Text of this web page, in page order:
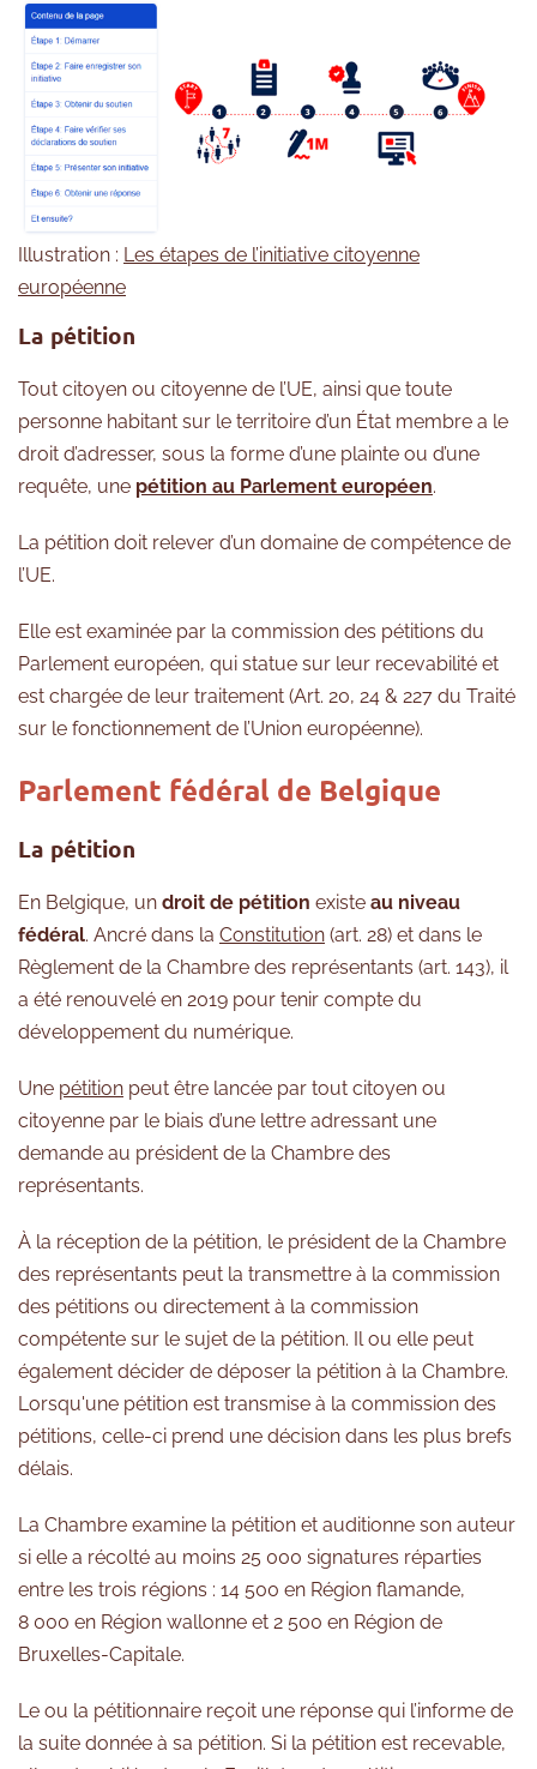
Illustration : Les étapes de l’initiative citoyenne
européenne
La pétition
Tout citoyen ou citoyenne de l’UE, ainsi que toute
personne habitant sur le territoire d’un État membre a le
droit d’adresser, sous la forme d’une plainte ou d’une
requête, une pétition au Parlement européen.
La pétition doit relever d’un domaine de compétence de
l’UE.
Elle est examinée par la commission des pétitions du
Parlement européen, qui statue sur leur recevabilité et
est chargée de leur traitement (Art. 20, 24 & 227 du Traité
sur le fonctionnement de l’Union européenne).
Parlement fédéral de Belgique
La pétition
En Belgique, un droit de pétition existe au niveau
fédéral. Ancré dans la Constitution (art. 28) et dans le
Règlement de la Chambre des représentants (art. 143), il
a été renouvelé en 2019 pour tenir compte du
développement du numérique.
Une pétition peut être lancée par tout citoyen ou
citoyenne par le biais d’une lettre adressant une
demande au président de la Chambre des
représentants.
À la réception de la pétition, le président de la Chambre
des représentants peut la transmettre à la commission
des pétitions ou directement à la commission
compétente sur le sujet de la pétition. Il ou elle peut
également décider de déposer la pétition à la Chambre.
Lorsqu'une pétition est transmise à la commission des
pétitions, celle-ci prend une décision dans les plus brefs
délais.
La Chambre examine la pétition et auditionne son auteur
si elle a récolté au moins 25 000 signatures réparties
entre les trois régions : 14 500 en Région flamande,
8 000 en Région wallonne et 2 500 en Région de
Bruxelles-Capitale.
Le ou la pétitionnaire reçoit une réponse qui l’informe de
la suite donnée à sa pétition. Si la pétition est recevable,